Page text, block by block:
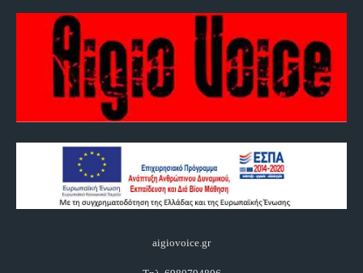
aigiovoice.gr